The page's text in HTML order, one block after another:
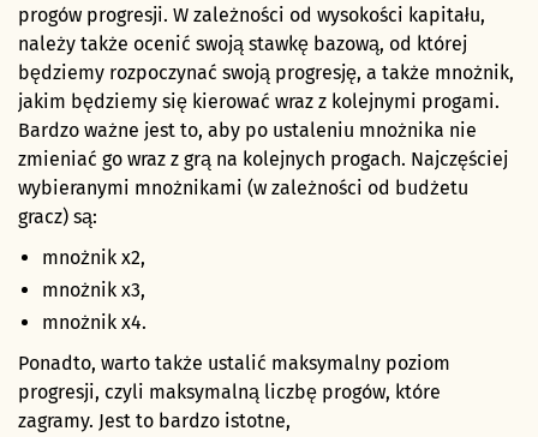
progów progresji. W zależności od wysokości kapitału,
należy także ocenić swoją stawkę bazową, od której
będziemy rozpoczynać swoją progresję, a także mnożnik,
jakim będziemy się kierować wraz z kolejnymi progami.
Bardzo ważne jest to, aby po ustaleniu mnożnika nie
zmieniać go wraz z grą na kolejnych progach. Najczęściej
wybieranymi mnożnikami (w zależności od budżetu
gracz) są:
mnożnik x2,
mnożnik x3,
mnożnik x4.
Ponadto, warto także ustalić maksymalny poziom
progresji, czyli maksymalną liczbę progów, które
zagramy. Jest to bardzo istotne,